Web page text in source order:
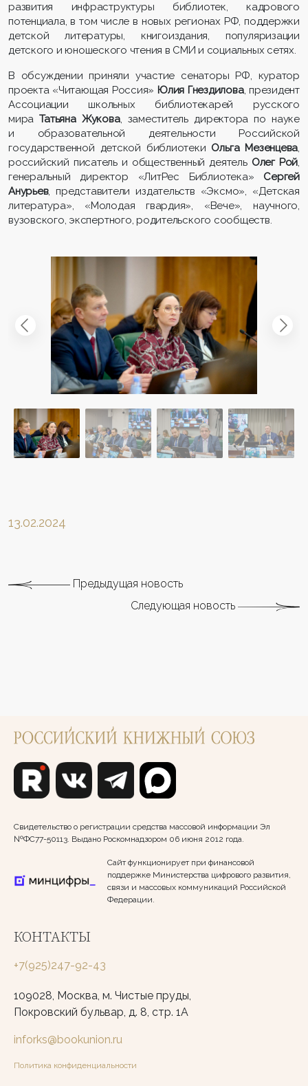
развития инфраструктуры библиотек, кадрового
потенциала, в том числе в новых регионах РФ, поддержки
детской литературы, книгоиздания, популяризации
детского и юношеского чтения в СМИ и социальных сетях.
В обсуждении приняли участие сенаторы РФ, куратор
проекта «Читающая Россия» Юлия Гнездилова, президент
Ассоциации школьных библиотекарей русского
мираТатьяна Жукова, заместитель директора по науке
и образовательной деятельности Российской
государственной детской библиотеки Ольга Мезенцева,
российский писатель и общественный деятель Олег Рой,
генеральный директор «ЛитРес Библиотека» Сергей
Анурьев, представители издательств «Эксмо», «Детская
литература», «Молодая гвардия», «Вече», научного,
вузовского, экспертного, родительского сообществ.
13.02.2024
Предыдущая новость
Следующая новость
Свидетельство о регистрации средства массовой информации Эл
№ФС77-50113. Выдано Роскомнадзором 06 июня 2012 года.
Сайт функционирует при финансовой
поддержке Министерства цифрового развития,
связи и массовых коммуникаций Российской
Федерации.
КОНТАКТЫ
+7(925)247-92-43
109028, Москва, м. Чистые пруды,
Покровский бульвар, д. 8, стр. 1А
inforks@bookunion.ru
Политика конфиденциальности